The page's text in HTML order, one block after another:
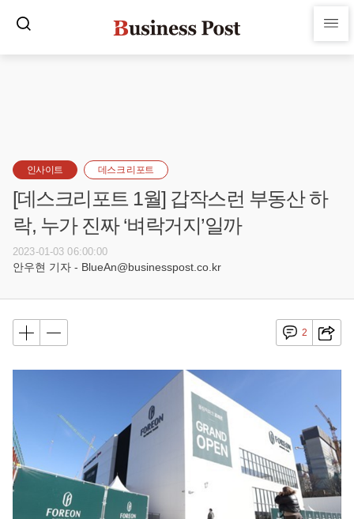
인사이트 데스크 리포트
[데스크리포트 1월] 갑작스런 부동산 하
락, 누가 진짜 ‘벼락거지’일까
2023-01-03 06:00:00
안우현 기자 - BlueAn@businesspost.co.kr
2